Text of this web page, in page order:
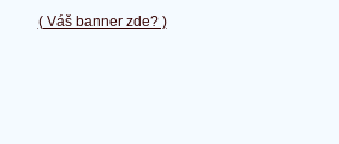
( Váš banner zde? )